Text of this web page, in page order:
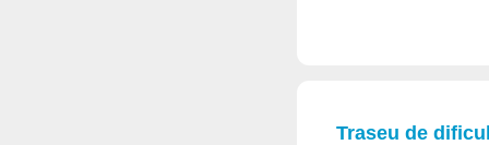
Traseu de